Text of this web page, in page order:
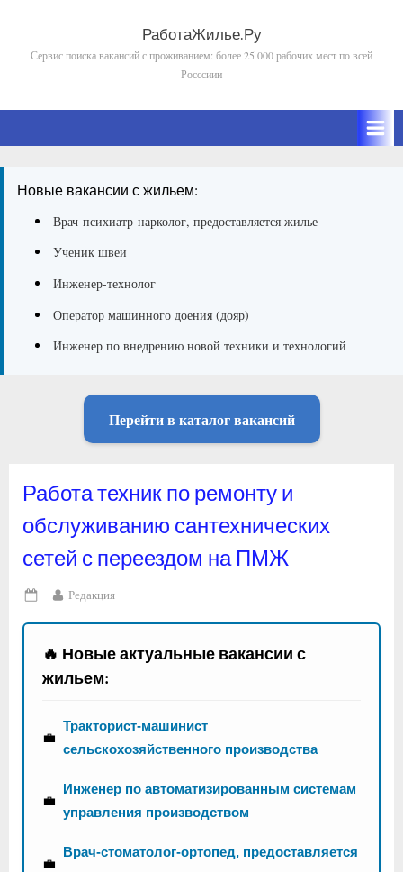
content
РаботаЖилье.Ру
Сервис поиска вакансий с проживанием: более 25 000 рабочих мест по всей
Росссиии
Новые вакансии с жильем:
Врач-психиатр-нарколог, предоставляется жилье
Ученик швеи
Инженер-технолог
Оператор машинного доения (дояр)
Инженер по внедрению новой техники и технологий
Перейти в каталог вакансий
Работа техник по ремонту и
обслуживанию сантехнических
сетей с переездом на ПМЖ
Posted
on
By
Редакция
🔥 Новые актуальные вакансии с
жильем:
💼
Тракторист-машинист
сельскохозяйственного производства
💼
Инженер по автоматизированным системам
управления производством
💼
Врач-стоматолог-ортопед, предоставляется